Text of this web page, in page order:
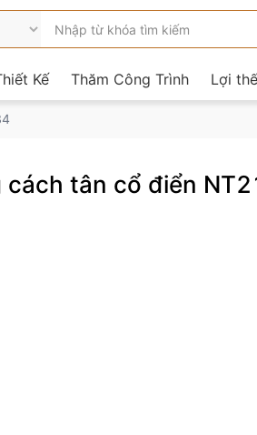
Kế Thăm Công Trình Lợi
cách tân cổ điển